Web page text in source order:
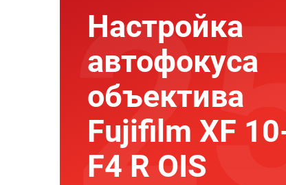
Настройка
автофокуса
объектива
Fujifilm XF
F4 R OIS